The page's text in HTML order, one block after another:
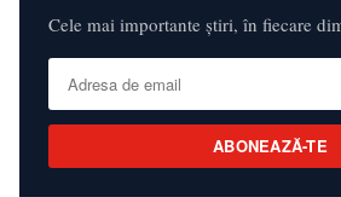
Cele mai importante știri, în fiecare
ABONEAZĂ-TE